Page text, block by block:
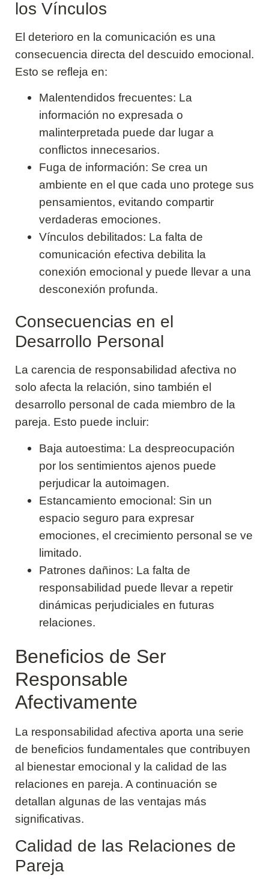
los Vínculos
El deterioro en la comunicación es una
consecuencia directa del descuido emocional.
Esto se refleja en:
Malentendidos frecuentes: La
información no expresada o
malinterpretada puede dar lugar a
conflictos innecesarios.
Fuga de información: Se crea un
ambiente en el que cada uno protege sus
pensamientos, evitando compartir
verdaderas emociones.
Vínculos debilitados: La falta de
comunicación efectiva debilita la
conexión emocional y puede llevar a una
desconexión profunda.
Consecuencias en el
Desarrollo Personal
La carencia de responsabilidad afectiva no
solo afecta la relación, sino también el
desarrollo personal de cada miembro de la
pareja. Esto puede incluir:
Baja autoestima: La despreocupación
por los sentimientos ajenos puede
perjudicar la autoimagen.
Estancamiento emocional: Sin un
espacio seguro para expresar
emociones, el crecimiento personal se ve
limitado.
Patrones dañinos: La falta de
responsabilidad puede llevar a repetir
dinámicas perjudiciales en futuras
relaciones.
Beneficios de Ser
Responsable
Afectivamente
La responsabilidad afectiva aporta una serie
de beneficios fundamentales que contribuyen
al bienestar emocional y la calidad de las
relaciones en pareja. A continuación se
detallan algunas de las ventajas más
significativas.
Calidad de las Relaciones de
Pareja